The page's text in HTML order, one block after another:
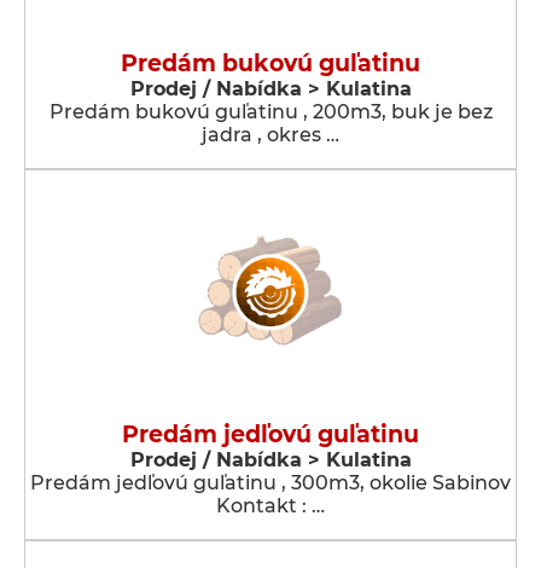
Predám bukovú guľatinu
Prodej / Nabídka > Kulatina
Predám bukovú guľatinu , 200m3, buk je bez
jadra , okres …
Predám jedľovú guľatinu
Prodej / Nabídka > Kulatina
Predám jedľovú guľatinu , 300m3, okolie Sabinov
Kontakt : …